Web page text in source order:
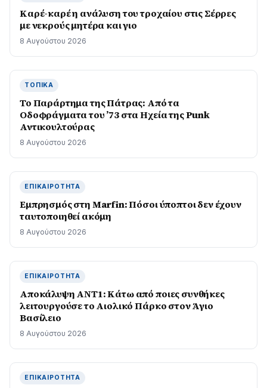
Καρέ-καρέ η ανάλυση του τροχαίου στις Σέρρες
με νεκρούς μητέρα και γιο
8 Αυγούστου 2026
ΤΟΠΙΚΆ
Το Παράρτημα της Πάτρας: Από τα
Οδοφράγματα του ’73 στα Ηχεία της Punk
Αντικουλτούρας
8 Αυγούστου 2026
ΕΠΙΚΑΙΡΌΤΗΤΑ
Εμπρησμός στη Marfin: Πόσοι ύποπτοι δεν έχουν
ταυτοποιηθεί ακόμη
8 Αυγούστου 2026
ΕΠΙΚΑΙΡΌΤΗΤΑ
Αποκάλυψη ΑΝΤ1: Κάτω από ποιες συνθήκες
λειτουργούσε το Αιολικό Πάρκο στον Άγιο
Βασίλειο
8 Αυγούστου 2026
ΕΠΙΚΑΙΡΌΤΗΤΑ